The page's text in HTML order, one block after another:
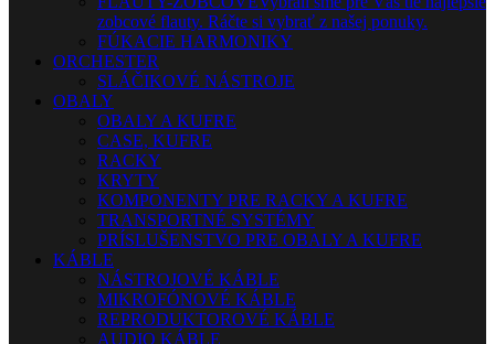
zobcové flauty. Ráčte si vybrať z našej ponuky.
FÚKACIE HARMONIKY
ORCHESTER
SLÁČIKOVÉ NÁSTROJE
OBALY
OBALY A KUFRE
CASE, KUFRE
RACKY
KRYTY
KOMPONENTY PRE RACKY A KUFRE
TRANSPORTNÉ SYSTÉMY
PRÍSLUŠENSTVO PRE OBALY A KUFRE
KÁBLE
NÁSTROJOVÉ KÁBLE
MIKROFÓNOVÉ KÁBLE
REPRODUKTOROVÉ KÁBLE
AUDIO KÁBLE